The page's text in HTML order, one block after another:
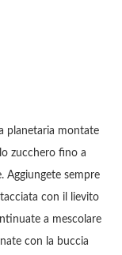
planetaria montate
zucchero fino a
Aggiungete sempre
con il lievito
a mescolare
con la buccia